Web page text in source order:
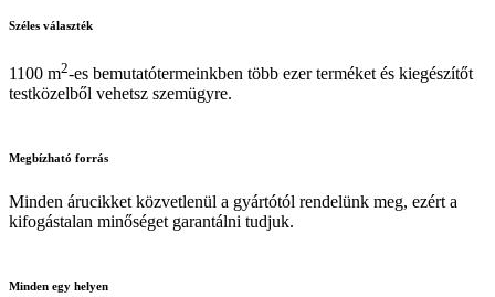
Széles választék
1100 m2-es bemutatótermeinkben több ezer terméket és kiegészítőt
testközelből vehetsz szemügyre.
Megbízható forrás
Minden árucikket közvetlenül a gyártótól rendelünk meg, ezért a
kifogástalan minőséget garantálni tudjuk.
Minden egy helyen